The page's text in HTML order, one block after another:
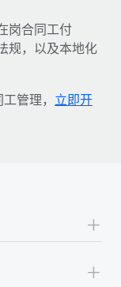
岗合同工付
规，以及本地化
管理， 立即开
+
+